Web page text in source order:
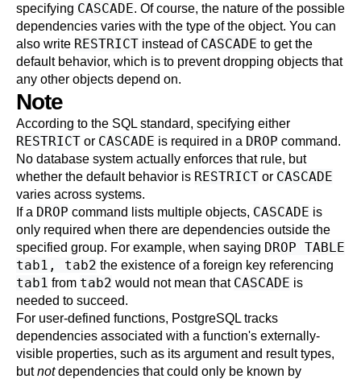
specifying CASCADE. Of course, the nature of the possible
dependencies varies with the type of the object. You can
also write RESTRICT instead of CASCADE to get the
default behavior, which is to prevent dropping objects that
any other objects depend on.
Note
According to the SQL standard, specifying either
RESTRICT or CASCADE is required in a DROP command.
No database system actually enforces that rule, but
whether the default behavior is RESTRICT or CASCADE
varies across systems.
If a DROP command lists multiple objects, CASCADE is
only required when there are dependencies outside the
specified group. For example, when saying DROP TABLE
tab1, tab2 the existence of a foreign key referencing
tab1 from tab2 would not mean that CASCADE is
needed to succeed.
For user-defined functions, PostgreSQL tracks
dependencies associated with a function's externally-
visible properties, such as its argument and result types,
butnotdependencies that could only be known by